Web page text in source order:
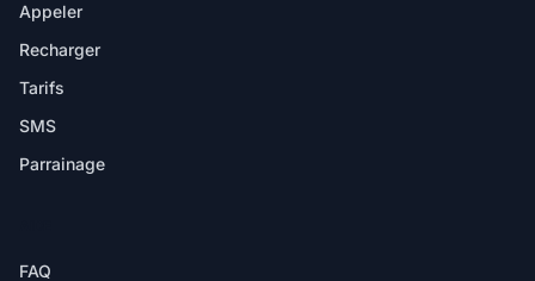
Appeler
Recharger
Tarifs
SMS
Parrainage
FAQ